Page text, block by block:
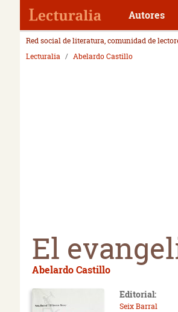
Autores
Red social de literatura, comunidad de
Lecturalia
Abelardo Castillo
El
Abelardo Castillo
Editorial:
Seix Barral